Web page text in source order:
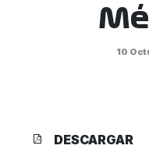
10
DESCARGAR